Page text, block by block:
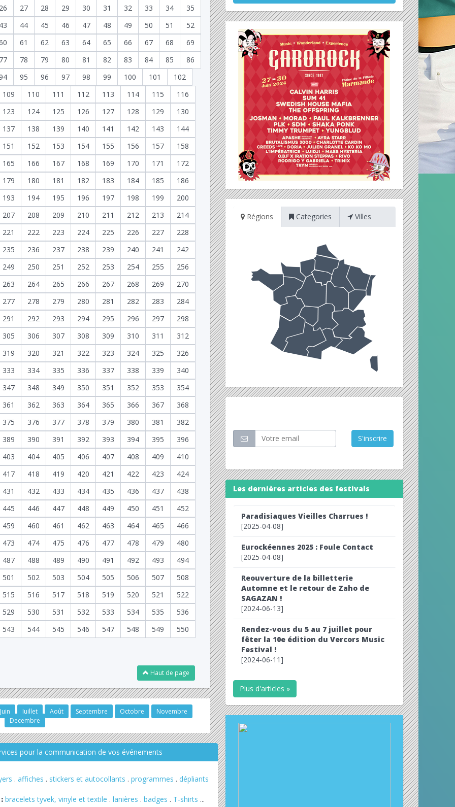
27 28 29 30 31 32 33 34
35
44 45 46 47 48 49 50 51
52
61 62 63 64 65 66 67 68
69
78 79 80 81 82 83 84 85
86
95 96 97 98 99 100 101
102
109
110 111 112 113 114 115
116
123
124 125 126 127 128 129
130
137
138 139 140 141 142 143
144
151
152 153 154 155 156 157
158
165
166 167 168 169 170 171
172
179
180 181 182 183 184 185
186
193
194 195 196 197 198 199
200
207
208 209 210 211 212 213
214
221
222 223 224 225 226 227
228
235
236 237 238 239 240 241
242
249
250 251 252 253 254 255
256
263
264 265 266 267 268 269
270
277
278 279 280 281 282 283
284
291
292 293 294 295 296 297
298
305
306 307 308 309 310 311
312
319
320 321 322 323 324 325
326
333
334 335 336 337 338 339
340
347
348 349 350 351 352 353
354
361
362 363 364 365 366 367
368
375
376 377 378 379 380 381
382
389
390 391 392 393 394 395
396
403
404 405 406 407 408 409
410
417
418 419 420 421 422 423
424
431
432 433 434 435 436 437
438
445
446 447 448 449 450 451
452
459
460 461 462 463 464 465
466
473
474 475 476 477 478 479
480
487
488 489 490 491 492 493
494
501
502 503 504 505 506 507
508
515
516 517 518 519 520 521
522
529
530 531 532 533 534 535
536
543
544 545 546 547 548 549 550
Haut de page
Juin Juillet Août Septembre Octobre
Novembre
Decembre
pour la communication de vos événements
. affiches . stickers et autocollants . programmes . dépliants
bracelets tyvek, vinyle et textile . lanières . badges . T-shirts ...
Régions Categories Villes
S'inscrire
Les dernières articles des festivals
Paradisiaques Vieilles Charrues !
[2025-04-08]
Eurockéennes 2025 : Foule Contact
[2025-04-08]
Reouverture de la billetterie
Automne et le retour de Zaho de
SAGAZAN !
[2024-06-13]
Rendez-vous du 5 au 7 juillet pour
fêter la 10e édition du Vercors Music
Festival !
[2024-06-11]
Plus d'articles »